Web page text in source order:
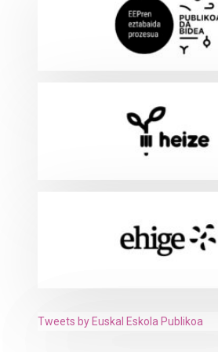
Tweets by Euskal Eskola Publikoa